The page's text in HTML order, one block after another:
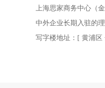
上海思家商务中心（金
中外企业长期入驻的理想
写字楼地址：[ 黄浦